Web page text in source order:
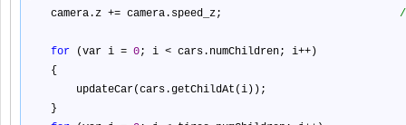
camera.z += camera.speed_z;
for (var i = 0; i < cars.numChildren; i++ )
{
updateCar(cars.getChildAt(i));
}